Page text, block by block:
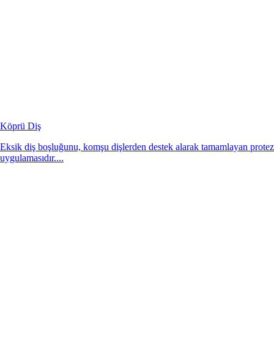
Köprü Diş
Eksik diş boşluğunu, komşu dişlerden destek alarak tamamlayan protez
uygulamasıdır....